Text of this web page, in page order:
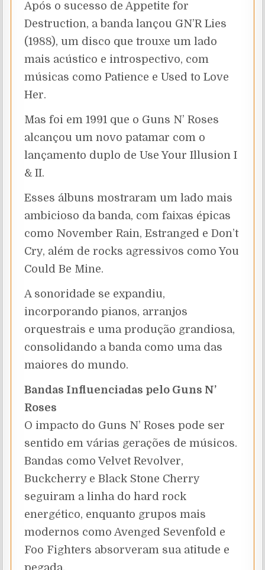
Após o sucesso de Appetite for
Destruction, a banda lançou GN’R Lies
(1988), um disco que trouxe um lado
mais acústico e introspectivo, com
músicas como Patience e Used to Love
Her.
Mas foi em 1991 que o Guns N’ Roses
alcançou um novo patamar com o
lançamento duplo de Use Your Illusion I
& II.
Esses álbuns mostraram um lado mais
ambicioso da banda, com faixas épicas
como November Rain, Estranged e Don’t
Cry, além de rocks agressivos como You
Could Be Mine.
A sonoridade se expandiu,
incorporando pianos, arranjos
orquestrais e uma produção grandiosa,
consolidando a banda como uma das
maiores do mundo.
Bandas Influenciadas pelo Guns N’
Roses
O impacto do Guns N’ Roses pode ser
sentido em várias gerações de músicos.
Bandas como Velvet Revolver,
Buckcherry e Black Stone Cherry
seguiram a linha do hard rock
energético, enquanto grupos mais
modernos como Avenged Sevenfold e
Foo Fighters absorveram sua atitude e
pegada.